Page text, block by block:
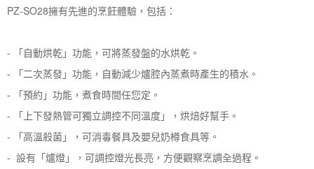
PZ-SO28擁有先進的烹飪體驗，包括：
- 「自動烘乾」功能，可將蒸發盤的水烘乾。
- 「二次蒸發」功能，自動減少爐腔內蒸煮時產生的積水。
- 「預約」功能，煮食時間任您定。
- 「上下發熱管可獨立調控不同溫度」，烘焙好幫手。
- 「高溫殺菌」，可消毒餐具及嬰兒奶樽食具等。
- 設有「爐燈」，可調控燈光長亮，方便觀察烹調全過程。